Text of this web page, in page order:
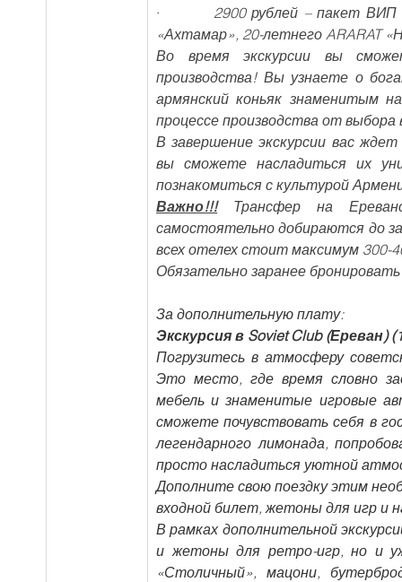
· 2900 рублей – пакет ВИП
«Ахтамар», 20-летнего ARARAT
Во время экскурсии вы
производства! Вы узнаете о
армянский коньяк знаменитым
процессе производства от
В завершение экскурсии вас
вы сможете насладиться их
познакомиться с культурой
Важно!!! Трансфер на
самостоятельно добираются до
всех отелех стоит максимум 300-
Обязательно заранее
За дополнительную плату:
Экскурсия в Soviet Club (Ереван)
Погрузитесь в атмосферу
Это место, где время словно
мебель и знаменитые игровые
сможете почувствовать себя в
легендарного лимонада,
просто насладиться уютной
Дополните свою поездку этим
входной билет, жетоны для игр и
В рамках дополнительной
и жетоны для ретро-игр, но и
«Столичный», мацони,